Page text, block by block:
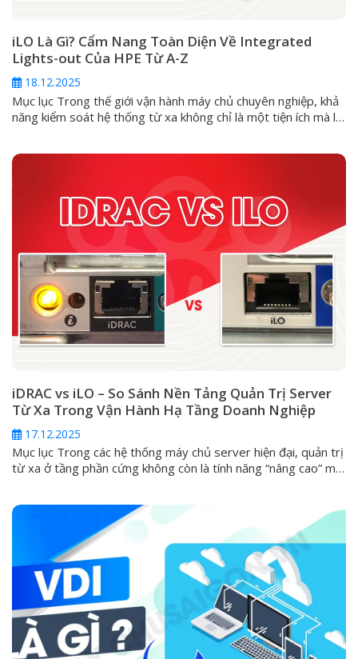
iLO Là Gì? Cẩm Nang Toàn Diện Về Integrated
Lights-out Của HPE Từ A-Z
18.12.2025
Mục lục Trong thế giới vận hành máy chủ chuyên nghiệp, khả
năng kiểm soát hệ thống từ xa không chỉ là một tiện ích mà là
Lights-Out (iLO). Vậy iLO...
iDRAC vs iLO – So Sánh Nền Tảng Quản Trị Server
Từ Xa Trong Vận Hành Hạ Tầng Doanh Nghiệp
17.12.2025
Mục lục Trong các hệ thống máy chủ server hiện đại, quản trị
từ xa ở tầng phần cứng không còn là tính năng “nâng cao” mà
cần can thiệp...